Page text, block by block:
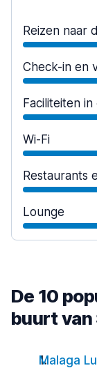
Reizen naar
Check-in en
Faciliteiten
Wi-Fi
Restaurants
Lounge
De 10
buurt van
Malaga